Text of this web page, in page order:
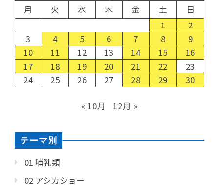
月
火 水 木 金 土
日
1
2
3
4 5 6 7 8
9
10
11 12 13 14 15
16
17
18 19 20 21 22
23
24
25 26 27 28 29 30
« 10月 12月 »
テーマ別
01 哺乳類
02 アシカショー